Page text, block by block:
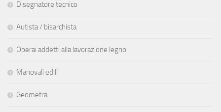
Disegnatore tecnico
Autista / bisarchista
Operai addetti alla lavorazione legno
Manovali edili
Geometra